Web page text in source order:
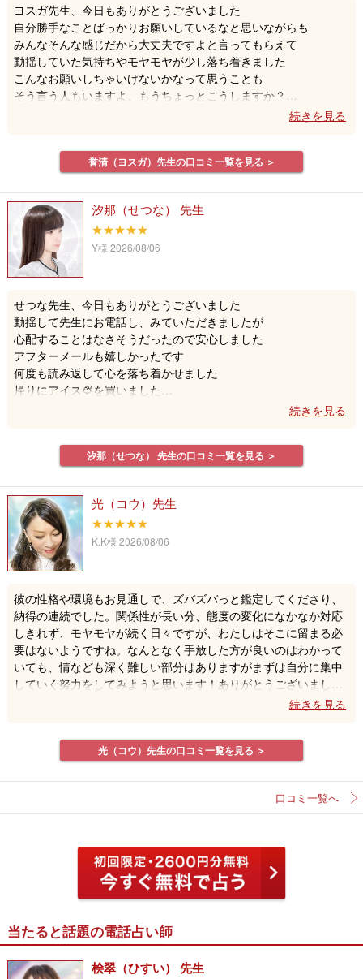
ヨスガ先生、今日もありがとうございました
自分勝手なことばっかりお願いしているなと思いながらも
みんなそんな感じだから大丈夫ですよと言ってもらえて
動揺していた気持ちやモヤモヤが少し落ち着きました
こんなお願いしちゃいけないかなって思うことも
そう言う人もいますよ、もうちょっとこうしますか？
いつもありがとうございます
誉清（ヨスガ）先生の口コミ一覧を見る ＞
汐那（せつな） 先生
★★★★★
Y様2026/08/06
せつな先生、今日もありがとうございました
動揺して先生にお電話し、みていただきましたが
心配することはなさそうだったので安心しました
アフターメールも嬉しかったです
何度も読み返して心を落ち着かせました
帰りにアイス🍨を買いました
汐那（せつな） 先生の口コミ一覧を見る ＞
光（コウ）先生
★★★★★
K.K様2026/08/06
彼の性格や環境もお見通しで、ズバズバっと鑑定してくださり、
納得の連続でした。関係性が長い分、態度の変化になかなか対応
しきれず、モヤモヤが続く日々ですが、わたしはそこに留まる必
要はないようですね。なんとなく手放した方が良いのはわかって
いても、情なども深く難しい部分はありますがまずは自分に集中
していく努力をしてみようと思います！ありがとうございまし
光（コウ）先生の口コミ一覧を見る ＞
口コミ一覧へ
当たると話題の電話占い師
桧翠（ひすい） 先生